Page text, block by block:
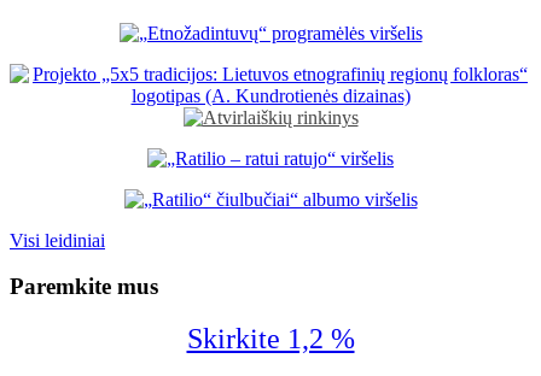
Visi leidiniai
Paremkite mus
Skirkite 1,2 %